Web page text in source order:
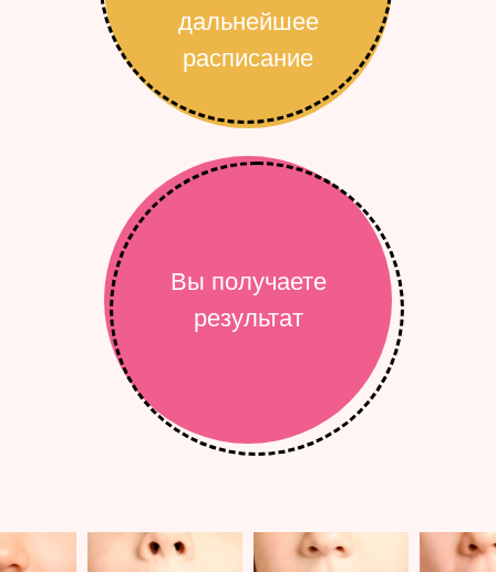
дальнейшее
расписание
Вы получаете
результат